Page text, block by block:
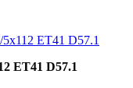
ET41 D57.1
ET41 D57.1